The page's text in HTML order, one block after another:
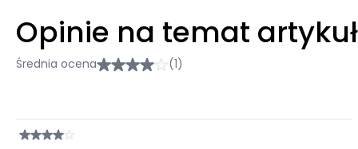
Opinie na temat
Średnia ocena (1)